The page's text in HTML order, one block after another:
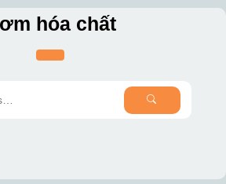
hóa chất
SEARCH